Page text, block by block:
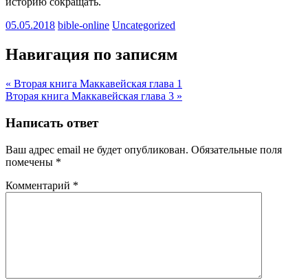
05.05.2018 bible-online Uncategorized
Навигация по записям
« Вторая книга Маккавейская глава 1
Вторая книга Маккавейская глава 3 »
Написать ответ
Ваш адрес email не будет опубликован. Обязательные поля
помечены *
Комментарий *